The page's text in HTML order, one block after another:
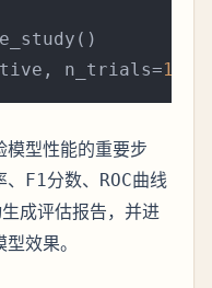
n_trials=100
型性能的重要步
、F1分数、ROC曲线
成评估报告，并进
效果。